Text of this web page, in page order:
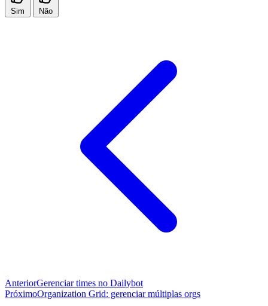
Sim Não
AnteriorGerenciar times no Dailybot
PróximoOrganization Grid: gerenciar múltiplas orgs